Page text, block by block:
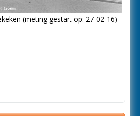
(meting gestart op: 27-02-16)